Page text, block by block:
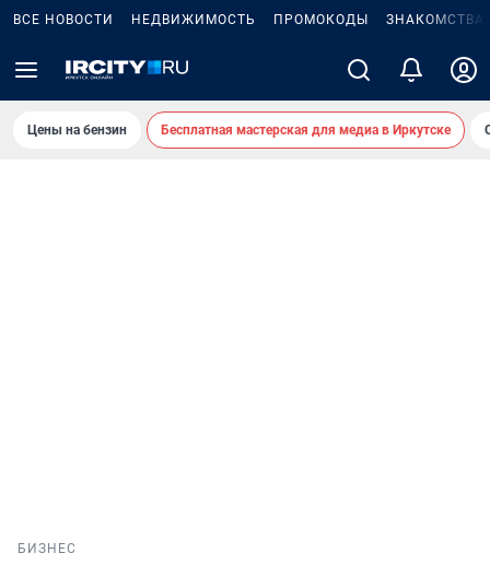
ВСЕ НОВОСТИ НЕДВИЖИМОСТЬ ПРОМОКОДЫ ЗНАКОМСТВА
Цены на бензин Бесплатная мастерская для медиа в Иркутске
БИЗНЕС